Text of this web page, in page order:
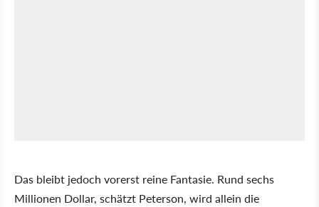
Das bleibt jedoch vorerst reine Fantasie. Rund sechs
Millionen Dollar, schätzt Peterson, wird allein die